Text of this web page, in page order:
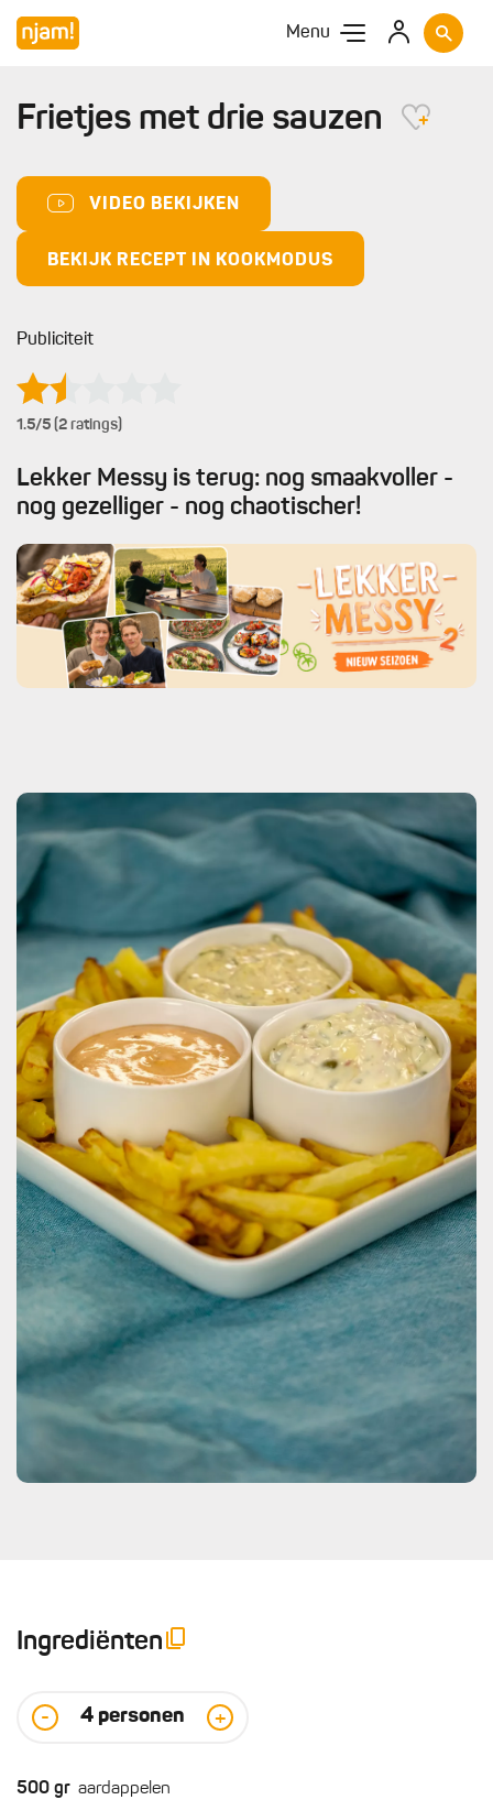
Menu
Frietjes met drie sauzen
VIDEO BEKIJKEN
BEKIJK RECEPT IN KOOKMODUS
Publiciteit
1.5/5 (2 ratings)
Lekker Messy is terug: nog smaakvoller -
nog gezelliger - nog chaotischer!
Ingrediënten
- 4 personen +
500 gr aardappelen